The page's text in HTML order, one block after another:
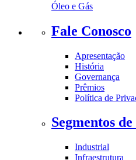
Óleo e Gás
Fale Conosco
Apresentação
História
Governança
Prêmios
Política de
Segmentos
Industrial
Infraestrutura